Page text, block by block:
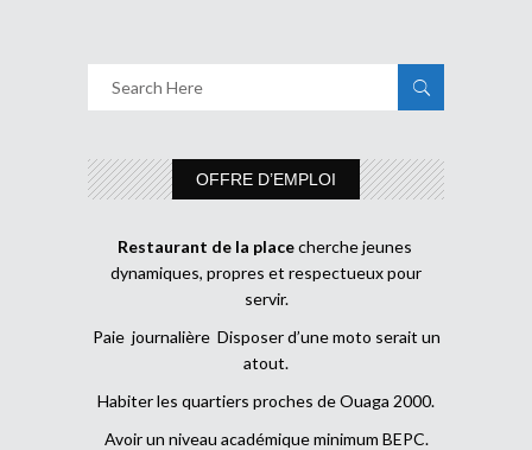
OFFRE D’EMPLOI
Restaurant de la placecherche jeunes
dynamiques, propres et respectueux pour
servir.
Paie journalière Disposer d’une moto serait un
atout.
Habiter les quartiers proches de Ouaga 2000.
Avoir un niveau académique minimum BEPC.